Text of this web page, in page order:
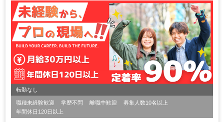
転勤なし
職種未経験歓迎 学歴不問 離職中歓迎
募集人数10名以上
年間休日120日以上